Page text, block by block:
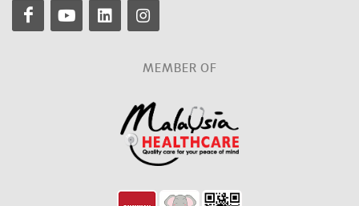
MEMBER OF